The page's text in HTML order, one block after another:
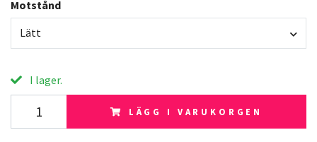
Motstånd
Lätt
I lager.
LÄGG I VARUKORGEN